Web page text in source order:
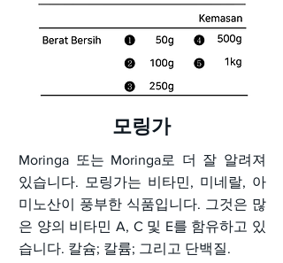
모링가
Moringa 또는 Moringa로 더 잘 알려져
있습니다. 모링가는 비타민, 미네랄, 아
미노산이 풍부한 식품입니다. 그것은 많
은 양의 비타민 A, C 및 E를 함유하고 있
습니다. 칼슘; 칼륨; 그리고 단백질.